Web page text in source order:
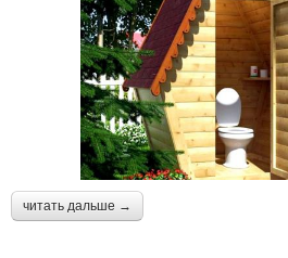
читать дальше →